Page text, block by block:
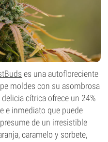
es una autofloreciente
moldes con su asombrosa
cítrica ofrece un 24%
e inmediato que puede
de un irresistible
caramelo y sorbete,